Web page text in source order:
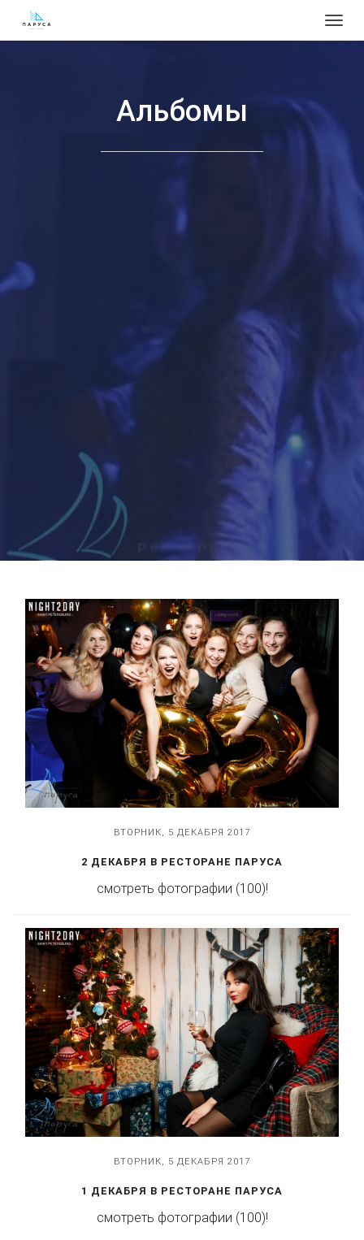
Альбомы
ВТОРНИК, 5 ДЕКАБРЯ 2017
2 ДЕКАБРЯ В РЕСТОРАНЕ ПАРУСА
смотреть фотографии (100)!
ВТОРНИК, 5 ДЕКАБРЯ 2017
1 ДЕКАБРЯ В РЕСТОРАНЕ ПАРУСА
смотреть фотографии (100)!